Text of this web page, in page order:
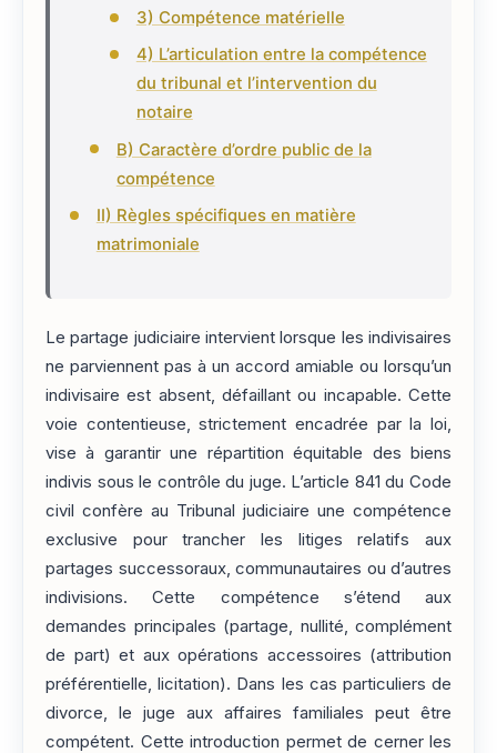
3) Compétence matérielle
4) L’articulation entre la compétence
du tribunal et l’intervention du
notaire
B) Caractère d’ordre public de la
compétence
II) Règles spécifiques en matière
matrimoniale
Le partage judiciaire intervient lorsque les indivisaires
ne parviennent pas à un accord amiable ou lorsqu’un
indivisaire est absent, défaillant ou incapable. Cette
voie contentieuse, strictement encadrée par la loi,
vise à garantir une répartition équitable des biens
indivis sous le contrôle du juge. L’article 841 du Code
civil confère au Tribunal judiciaire une compétence
exclusive pour trancher les litiges relatifs aux
partages successoraux, communautaires ou d’autres
indivisions. Cette compétence s’étend aux
demandes principales (partage, nullité, complément
de part) et aux opérations accessoires (attribution
préférentielle, licitation). Dans les cas particuliers de
divorce, le juge aux affaires familiales peut être
compétent. Cette introduction permet de cerner les